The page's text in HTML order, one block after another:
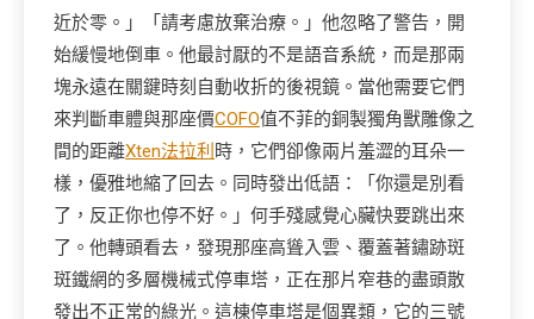
近於零。」「請考慮放棄治療。」他忽略了警告，開
始緩慢地倒車。他最討厭的不是語音系統，而是那兩
塊永遠在關鍵時刻自動收折的後視鏡。當他需要它們
來判斷車體與那座價COFO值不菲的銅製獨角獸雕像之
間的距離Xten法拉利 時，它們卻像兩片羞澀的耳朵一
樣，優雅地縮了回去。同時發出低語：「你還是別看
了，反正你也停不好。」何手殘感覺心臟快要跳出來
了。他轉頭看去，發現那座高聳入雲、覆蓋著鏽跡斑
斑鐵網的多層機械式停車塔，正在那片窄巷的盡頭散
發出不正常的綠光。這棟停車塔是個異類，它的三號